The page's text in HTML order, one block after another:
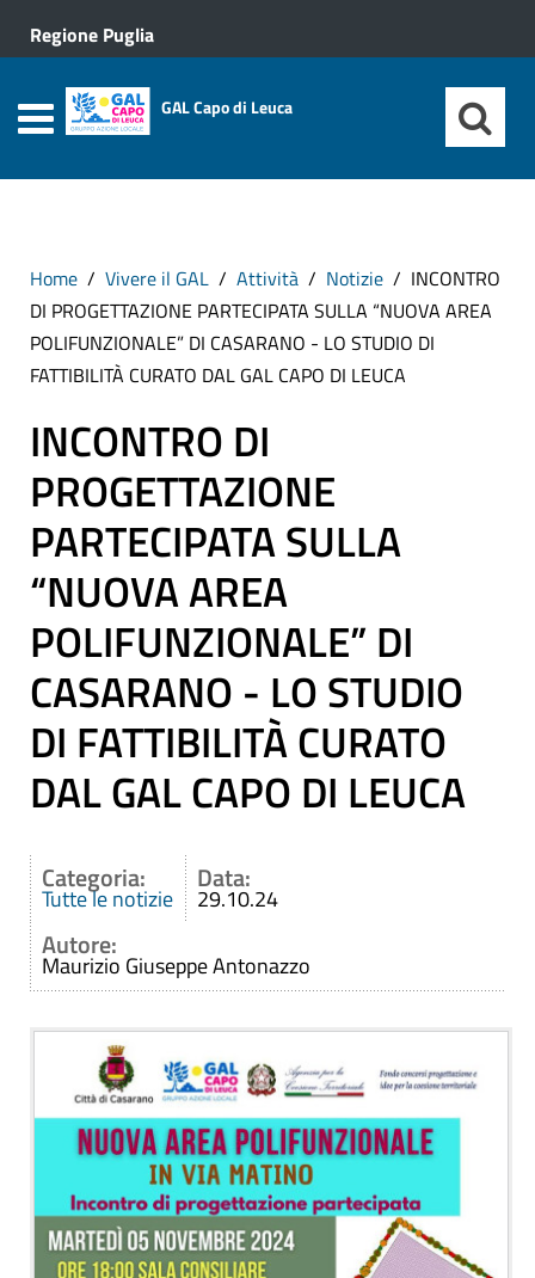
Regione Puglia
GAL Capo di Leuca
Home Vivere il GAL Attività Notizie
INCONTRO
DI PROGETTAZIONE PARTECIPATA SULLA “NUOVA AREA
POLIFUNZIONALE” DI CASARANO - LO STUDIO DI
FATTIBILITÀ CURATO DAL GAL CAPO DI LEUCA
INCONTRO DI
PROGETTAZIONE
PARTECIPATA SULLA
“NUOVA AREA
POLIFUNZIONALE” DI
CASARANO - LO STUDIO
DI FATTIBILITÀ CURATO
DAL GAL CAPO DI LEUCA
Categoria:
Tutte le notizie
Data:
29.10.24
Autore:
Maurizio Giuseppe Antonazzo